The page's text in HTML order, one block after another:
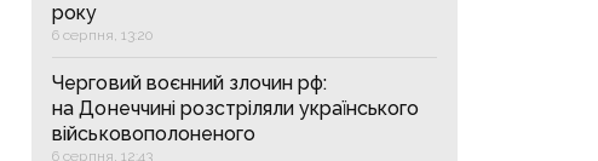
року
6 серпня, 13:20
Черговий воєнний злочин рф:
на Донеччині розстріляли українського
військовополоненого
6 серпня, 12:43